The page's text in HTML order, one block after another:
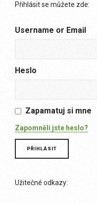
Přihlásit se můžete zde:
Username or Email
Heslo
Zapamatuj si mne
Zapomněli jste heslo?
Užitečné odkazy: